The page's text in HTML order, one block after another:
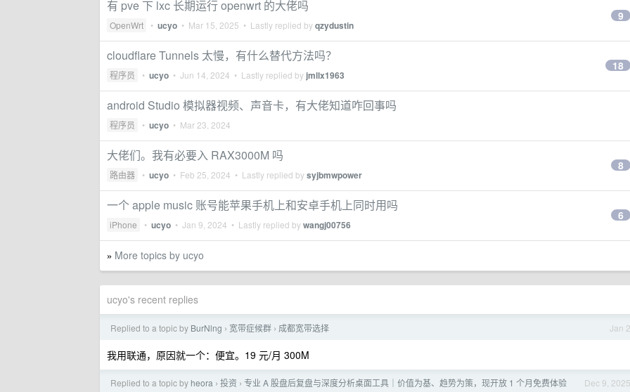
有 pve 下 lxc 长期运行 openwrt 的大佬吗
OpenWrt • ucyo • Mar 15, 2025 • Lastly replied byqzydustin
9
cloudflare Tunnels 太慢，有什么替代方法吗？
程序员 • ucyo • Jun 14, 2024 • Lastly replied by jmllx1963
18
android Studio 模拟器视频、声音卡，有大佬知道咋回事吗
程序员 • ucyo • Mar 23, 2024
大佬们。我有必要入 RAX3000M 吗
路由器 • ucyo • Feb 25, 2024 • Lastly replied bysyjbmwpower
8
一个 apple music 账号能苹果手机上和安卓手机上同时用吗
iPhone • ucyo • Jan 9, 2024 • Lastly replied bywangj00756
6
» More topics by ucyo
ucyo's recent replies
Jan 2
Replied to a topic by BurNlng › 宽带症候群 › 成都宽带选择
我用联通，原因就一个：便宜。19 元/月 300M
Dec 9, 2025
Replied to a topic by heora › 投资 › 专业 A 股盘后复盘与深度分析桌面工具｜价值为基、趋势为策，现开放 1 个月免费体验